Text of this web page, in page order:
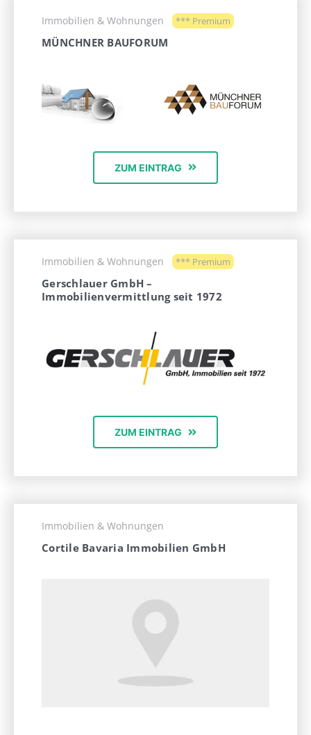
Immobilien & Wohnungen *** Premium
MÜNCHNER BAUFORUM
ZUM EINTRAG
Immobilien & Wohnungen *** Premium
Gerschlauer GmbH –
Immobilienvermittlung seit 1972
ZUM EINTRAG
Immobilien & Wohnungen
Cortile Bavaria Immobilien GmbH